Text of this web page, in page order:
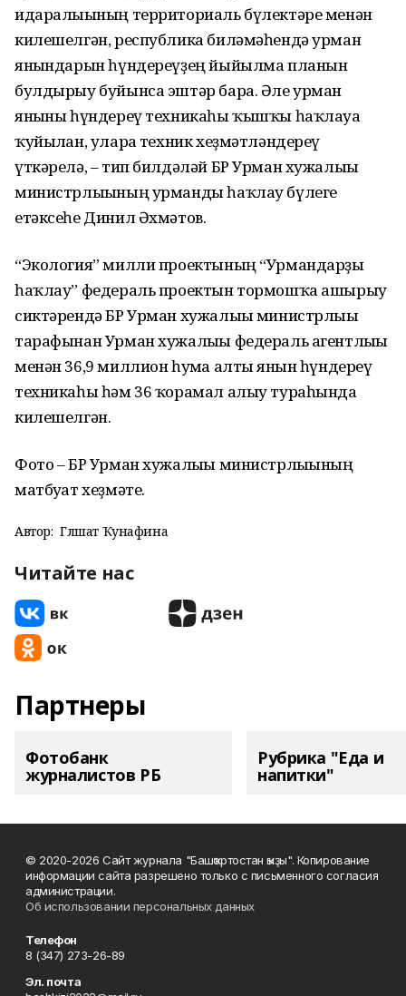
идаралығының территориаль бүлектәре менән
килешелгән, республика биләмәһендә урман
янғындарын һүндереүҙең йыйылма планын
булдырыу буйынса эштәр бара. Әле урман
янғыны һүндереү техникаһы ҡышҡы һаҡлауға
ҡуйылған, уларға техник хеҙмәтләндереү
үткәрелә, – тип билдәләй БР Урман хужалығы
министрлығының урманды һаҡлау бүлеге
етәксеһе Динил Әхмәтов.
“Экология” милли проектының “Урмандарҙы
һаҡлау” федераль проектын тормошҡа ашырыу
сиктәрендә БР Урман хужалығы министрлығы
тарафынан Урман хужалығы федераль агентлығы
менән 36,9 миллион һумға алты янғын һүндереү
техникаһы һәм 36 ҡорамал алыу тураһында
килешелгән.
Фото – БР Урман хужалығы министрлығының
матбуғат хеҙмәте.
Автор: Гөлшат Ҡунафина
Читайте нас
Партнеры
Фотобанк
журналистов РБ
Рубрика "Еда и
напитки"
© 2020-2026 Сайт журнала "Башҡортостан ҡыҙы". Копирование
информации сайта разрешено только с письменного согласия
администрации.
Об использовании персональных данных
Телефон
8 (347) 273-26-89
Эл. почта